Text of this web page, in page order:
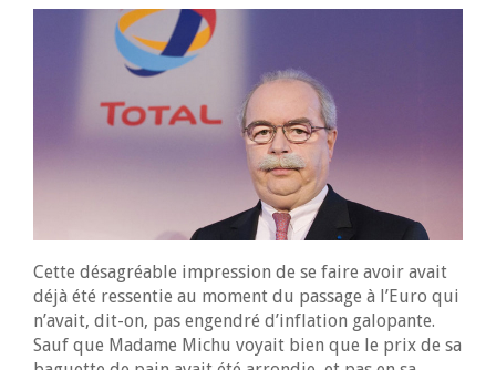
Cette désagréable impression de se faire avoir avait
déjà été ressentie au moment du passage à l’Euro qui
n’avait, dit-on, pas engendré d’inflation galopante.
Sauf que Madame Michu voyait bien que le prix de sa